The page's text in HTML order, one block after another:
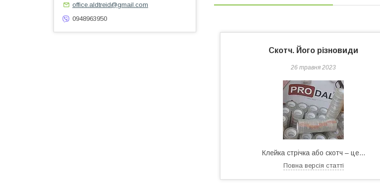
Скотч. Його різновиди
26 травня 2023
Клейка стрічка або скотч – це...
Повна версія статті
office.aldtreid@gmail.com
0948963950